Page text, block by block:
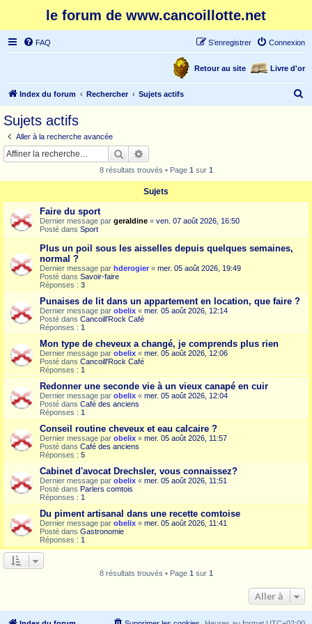
le forum de www.cancoillotte.net
FAQ Connexion
S’enregistrer
Livre d'or
Retour au site
Index du forum Rechercher Sujets actifs
Sujets actifs
Aller à la recherche avancée
Rechercher
8 résultats trouvés • Page 1 sur 1
Sujets
Faire du sport
Dernier message par geraldine « ven. 07 août 2026, 16:50
Posté dans Sport
Plus un poil sous les aisselles depuis quelques semaines,
normal ?
Dernier message par hderogier « mer. 05 août 2026, 19:49
Posté dans Savoir-faire
Réponses : 3
Punaises de lit dans un appartement en location, que faire ?
Dernier message par obelix « mer. 05 août 2026, 12:14
Posté dans Cancoill'Rock Café
Réponses : 1
Mon type de cheveux a changé, je comprends plus rien
Dernier message par obelix « mer. 05 août 2026, 12:06
Posté dans Cancoill'Rock Café
Réponses : 1
Redonner une seconde vie à un vieux canapé en cuir
Dernier message par obelix « mer. 05 août 2026, 12:04
Posté dans Café des anciens
Réponses : 1
Conseil routine cheveux et eau calcaire ?
Dernier message par obelix « mer. 05 août 2026, 11:57
Posté dans Café des anciens
Réponses : 5
Cabinet d'avocat Drechsler, vous connaissez?
Dernier message par obelix « mer. 05 août 2026, 11:51
Posté dans Parlers comtois
Réponses : 1
Du piment artisanal dans une recette comtoise
Dernier message par obelix « mer. 05 août 2026, 11:41
Posté dans Gastronomie
Réponses : 1
8 résultats trouvés • Page 1 sur 1
Aller à